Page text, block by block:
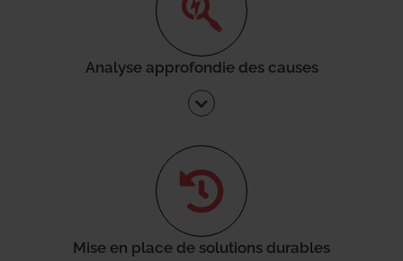
Analyse approfondie des causes
Mise en place de solutions durables